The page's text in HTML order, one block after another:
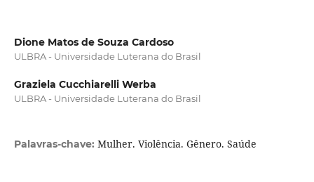
Dione Matos de Souza Cardoso
ULBRA - Universidade Luterana do Brasil
Graziela Cucchiarelli Werba
ULBRA - Universidade Luterana do Brasil
Palavras-chave: Mulher. Violência. Gênero. Saúde